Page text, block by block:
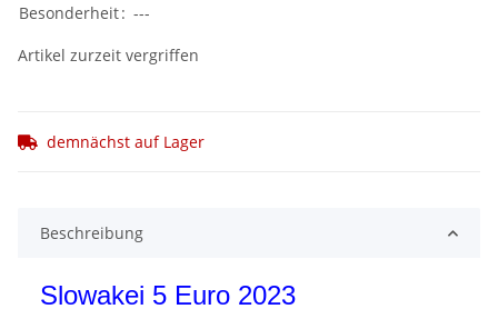
Besonderheit: ---
Artikel zurzeit vergriffen
demnächst auf Lager
Beschreibung
Slowakei 5 Euro 2023